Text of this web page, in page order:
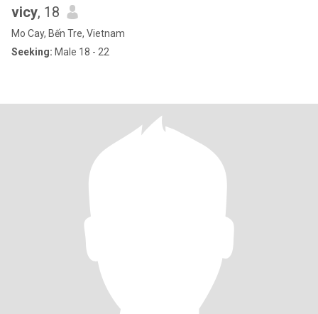
vicy, 18
Mo Cay, Bến Tre, Vietnam
Seeking: Male 18 - 22